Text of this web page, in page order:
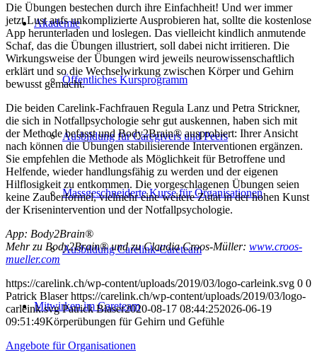
Akademie
Öffentliches Kursprogramm
Ausbildung für Caregivers und Peers
Massgeschneiderte Kurse für Organisationen
Ausbildung Carelink-Careteam
Mitwirken im Careteam
Die Übungen bestechen durch ihre Einfachheit! Und wer immer
jetzt Lust aufs unkomplizierte Ausprobieren hat, sollte die kostenlose
App herunterladen und loslegen. Das vielleicht kindlich anmutende
Schaf, das die Übungen illustriert, soll dabei nicht irritieren. Die
Wirkungsweise der Übungen wird jeweils neurowissenschaftlich
erklärt und so die Wechselwirkung zwischen Körper und Gehirn
bewusst gemacht.
Die beiden Carelink-Fachfrauen Regula Lanz und Petra Strickner,
die sich in Notfallpsychologie sehr gut auskennen, haben sich mit
der Methode befasst und Body2Brain® ausprobiert: Ihrer Ansicht
nach können die Übungen stabilisierende Interventionen ergänzen.
Sie empfehlen die Methode als Möglichkeit für Betroffene und
Helfende, wieder handlungsfähig zu werden und der eigenen
Hilflosigkeit zu entkommen. Die vorgeschlagenen Übungen seien
keine Zauberformel, vielmehr eine weitere Zutat in der hohen Kunst
der Krisenintervention und der Notfallpsychologie.
App: Body2Brain®
Mehr zu Body2Brain® und zu Claudia Croos-Müller: www.croos-
mueller.com
https://carelink.ch/wp-content/uploads/2019/03/logo-carleink.svg 0 0
Patrick Blaser https://carelink.ch/wp-content/uploads/2019/03/logo-
carleink.svg Patrick Blaser2020-08-17 08:44:252026-06-19
09:51:49Körperübungen für Gehirn und Gefühle
Angebote für Organisationen